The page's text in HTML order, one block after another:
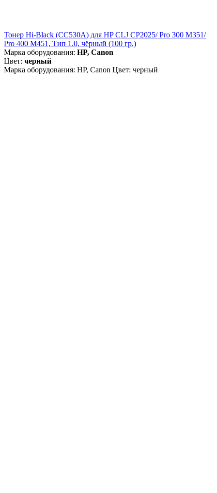
Тонер Hi-Black (CC530A) для HP CLJ CP2025/ Pro 300 M351/
Pro 400 M451, Тип 1.0, чёрный (100 гр.)
Марка оборудования: HP, Canon
Цвет: черный
Марка оборудования: HP, Canon Цвет: черный